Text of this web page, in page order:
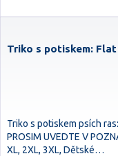
Triko s potiskem:
Triko s potiskem psích
PROSIM UVEDTE V
XL, 2XL, 3XL, Dětské…